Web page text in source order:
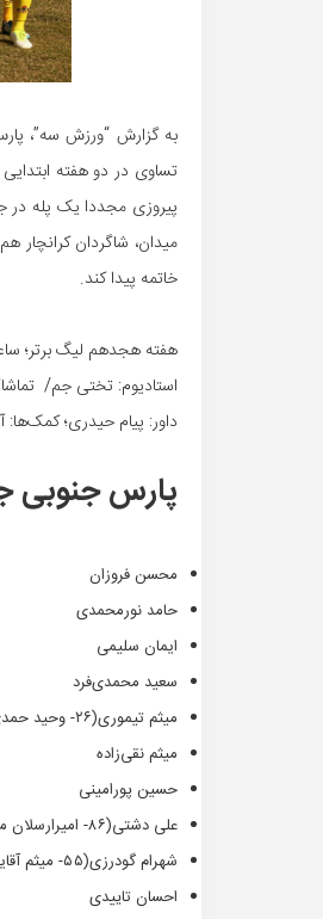
به گزارش “ورزش سه”،
تساوی در دو هفته
پیروزی مجددا یک پله در
میدان، شاگردان کرانچار
خاتمه پیدا کند.
هفته هجدهم لیگ برتر؛ ساعت: ۱۵؛ تاریخ:
استادیوم: تختی جم/ تماشاگر: ۳
داور: پیام حیدری؛
پارس جنوبی
محسن فروزان
حامد نورمحمدی
ایمان سلیمی
سعید محمدی‌فرد
میثم تیموری(۲۶- وحید حمدی‌نژاد)
میثم نقی‌زاده
حسین پورامینی
علی دشتی(۸۶- امیرارسلان مطهری)
شهرام گودرزی(۵۵- میثم آقایی)
احسان تاییدی